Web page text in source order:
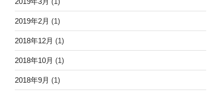
2019年2月 (1)
2018年12月 (1)
2018年10月 (1)
2018年9月 (1)